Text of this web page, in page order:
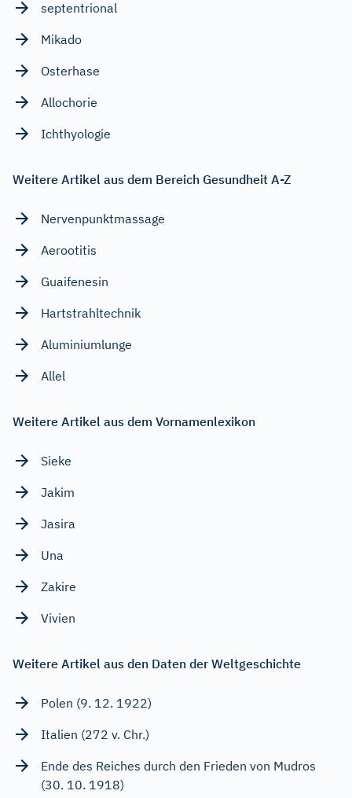
septentrional
Mikado
Osterhase
Allochorie
Ichthyologie
Weitere Artikel aus dem Bereich Gesundheit A-Z
Nervenpunktmassage
Aerootitis
Guaifenesin
Hartstrahltechnik
Aluminiumlunge
Allel
Weitere Artikel aus dem Vornamenlexikon
Sieke
Jakim
Jasira
Una
Zakire
Vivien
Weitere Artikel aus den Daten der Weltgeschichte
Polen (9. 12. 1922)
Italien (272 v. Chr.)
Ende des Reiches durch den Frieden von Mudros
(30. 10. 1918)